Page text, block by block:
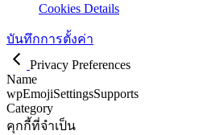
Cookies Details
บันทึกการตั้งค่า
Privacy Preferences
Name
wpEmojiSettingsSupports
Category
คุกกี้ที่จำเป็น